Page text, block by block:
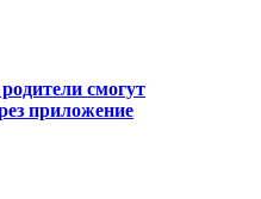
смогут
приложение